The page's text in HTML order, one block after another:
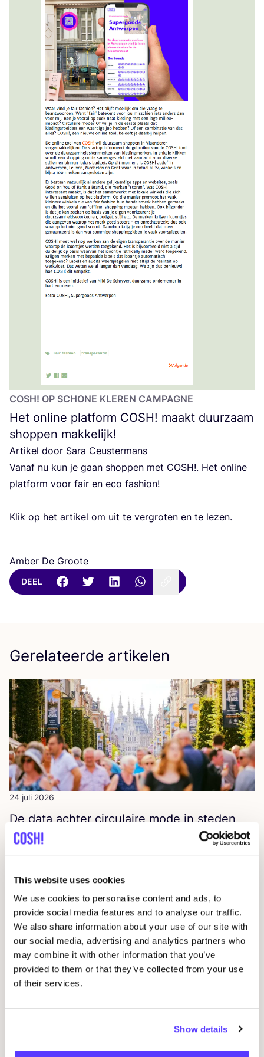
This website uses cookies
We use cookies to personalise content and ads, to
provide social media features and to analyse our traffic.
We also share information about your use of our site with
our social media, advertising and analytics partners who
may combine it with other information that you’ve
provided to them or that they’ve collected from your use
of their services.
Show details
COSH! OP SCHO­NE KLE­REN CAMPAGNE
Het online platform COSH! maakt duurzaam
shoppen makkelijk!
Arti­kel door Sara Ceustermans
Van­af nu kun je gaan shop­pen met COSH!. Het onli­ne
plat­form voor fair en eco fashion!
Klik op het arti­kel om uit te ver­gro­ten en te lezen.
Amber De Groote
DEEL
Gerelateerde artikelen
24 juli 2026
De data ach­ter cir­cu­lai­re mode in steden
UPV Nieuws / Pers
31 december 2025